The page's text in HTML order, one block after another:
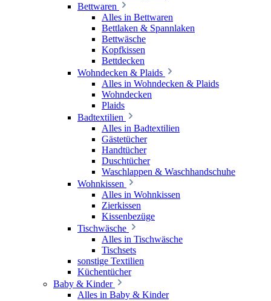
Bettwaren
Alles in Bettwaren
Bettlaken & Spannlaken
Bettwäsche
Kopfkissen
Bettdecken
Wohndecken & Plaids
Alles in Wohndecken & Plaids
Wohndecken
Plaids
Badtextilien
Alles in Badtextilien
Gästetücher
Handtücher
Duschtücher
Waschlappen & Waschhandschuhe
Wohnkissen
Alles in Wohnkissen
Zierkissen
Kissenbezüge
Tischwäsche
Alles in Tischwäsche
Tischsets
sonstige Textilien
Küchentücher
Baby & Kinder
Alles in Baby & Kinder